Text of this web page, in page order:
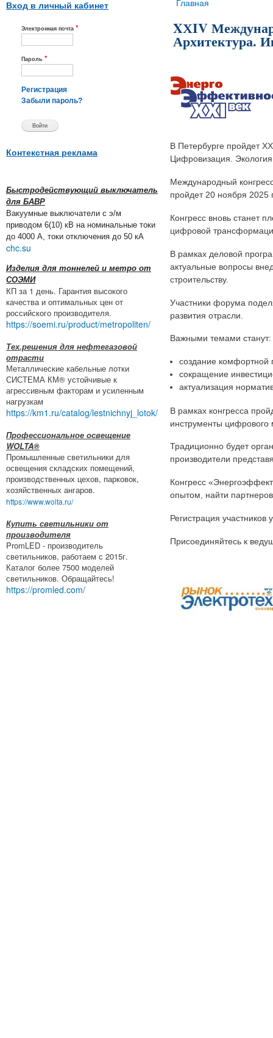
Вход в личный кабинет
Электронная почта *
Пароль *
Регистрация
Забыли пароль?
Контекстная реклама
Быстродействующий выключатель
для БАВР
Вакуумные выключатели с э/м
приводом 6(10) кВ на номинальные токи
до 4000 А, токи отключения до 50 кА
chc.su
Изделия для тоннелей и метро от
СОЭМИ
КП за 1 день. Гарантия высокого
качества и оптимальных цен от
российского производителя.
https://soemi.ru/product/metropoliten/
Тех.решения для нефтегазовой
отрасти
Металлические кабельные лотки
СИСТЕМА КМ® устойчивые к
агрессивным факторам и усиленным
нагрузкам
https://km1.ru/catalog/lestnichnyj_lotok/
Профессиональное освещение
WOLTA®
Промышленные светильники для
освещения складских помещений,
производственных цехов, парковок,
хозяйственных ангаров.
https://www.wolta.ru/
Купить светильники от
производителя
PromLED - производитель
светильников, работаем с 2015г.
Каталог более 7500 моделей
светильников. Обращайтесь!
https://promled.com/
Вы здесь
Главная
XХIV
Архитектура.
В Петербурге пройдет
Цифровизация.
Международный
пройдет 20 ноября 2025
Конгресс вновь станет
цифровой
В рамках деловой
актуальные вопросы
строительству.
Участники форума
развития отрасли.
Важными темами станут:
создание комфортной
сокращение
актуализация
В рамках конгресса
инструменты цифрового
Традиционно будет
производители
Конгресс
опытом, найти
Регистрация
Присоединяйтесь к